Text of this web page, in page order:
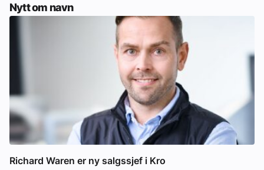
Nytt om navn
Richard Waren er ny salgssjef i Kro